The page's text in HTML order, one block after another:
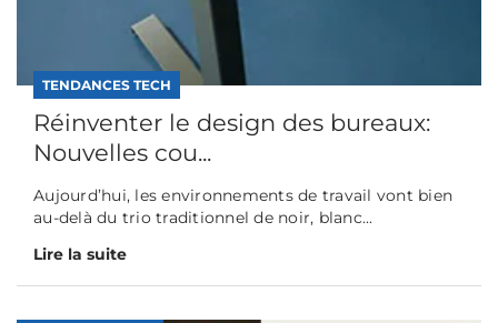
TENDANCES TECH
Réinventer le design des bureaux:
Nouvelles cou...
Aujourd’hui, les environnements de travail vont bien
au-delà du trio traditionnel de noir, blanc...
Lire la suite